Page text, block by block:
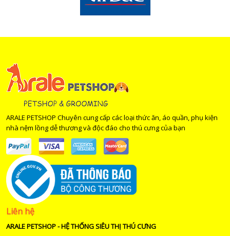
ARALE PETSHOP Chuyên cung cấp các loại thức ăn, áo quần, phụ kiện
nhà nệm lồng dễ thương và độc đáo cho thú cưng của bạn
Liên hệ
ARALE PETSHOP - HỆ THỐNG SIÊU THỊ THÚ CƯNG